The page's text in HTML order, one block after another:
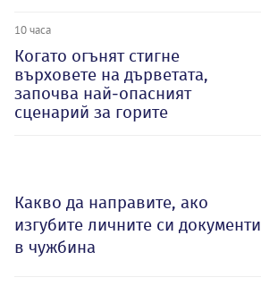
10 часа
Когато огънят стигне
върховете на дърветата,
започва най-опасният
сценарий за горите
Какво да направите, ако
изгубите личните си документи
в чужбина